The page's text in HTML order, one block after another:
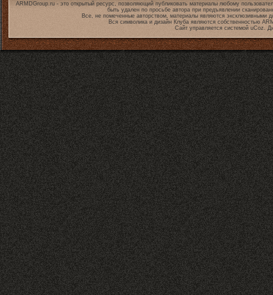
ARMDGroup.ru - это открытый ресурс, позволяющий публиковать материалы любому
быть удален по просьбе автора при предъявлении
Все, не помеченные авторством, материалы являются эксклюзивными
Вся символика и дизайн Клуба являются собственностью
Сайт управляется системой uCoz.